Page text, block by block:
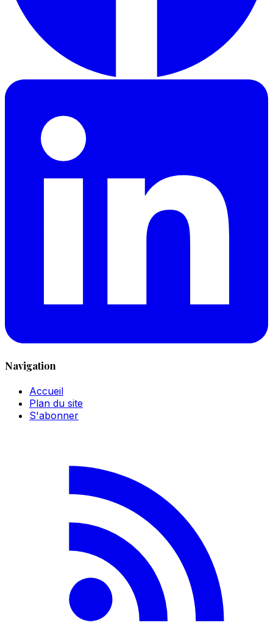
Navigation
Accueil
Plan du site
S'abonner